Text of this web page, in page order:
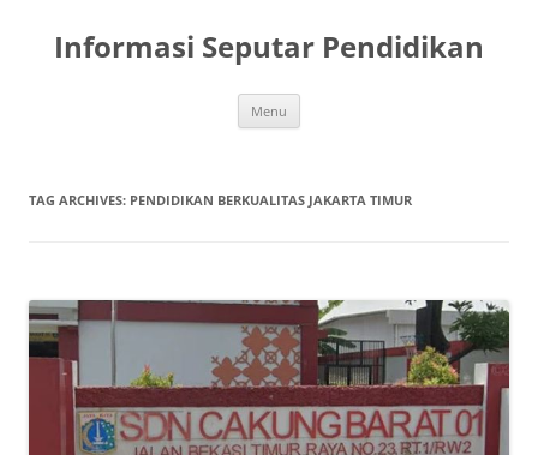
content
Informasi Seputar Pendidikan
Menu
TAG ARCHIVES: PENDIDIKAN BERKUALITAS JAKARTA TIMUR